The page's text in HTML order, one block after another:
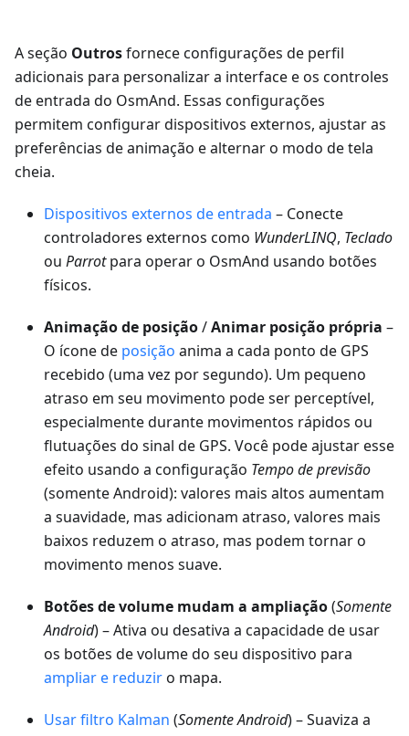
A seção Outrosfornece configurações de perfil
adicionais para personalizar a interface e os controles
de entrada do OsmAnd. Essas configurações
permitem configurar dispositivos externos, ajustar as
preferências de animação e alternar o modo de tela
cheia.
Dispositivos externos de entrada – Conecte
controladores externos como WunderLINQ, Teclado
ou Parrotpara operar o OsmAnd usando botões
físicos.
Animação de posição/Animar posição própria –
O ícone de posição anima a cada ponto de GPS
recebido (uma vez por segundo). Um pequeno
atraso em seu movimento pode ser perceptível,
especialmente durante movimentos rápidos ou
flutuações do sinal de GPS. Você pode ajustar esse
efeito usando a configuração Tempo de previsão
(somente Android): valores mais altos aumentam
a suavidade, mas adicionam atraso, valores mais
baixos reduzem o atraso, mas podem tornar o
movimento menos suave.
Botões de volume mudam a ampliação(Somente
Android) – Ativa ou desativa a capacidade de usar
os botões de volume do seu dispositivo para
ampliar e reduziro mapa.
Usar filtro Kalman (Somente Android) – Suaviza a